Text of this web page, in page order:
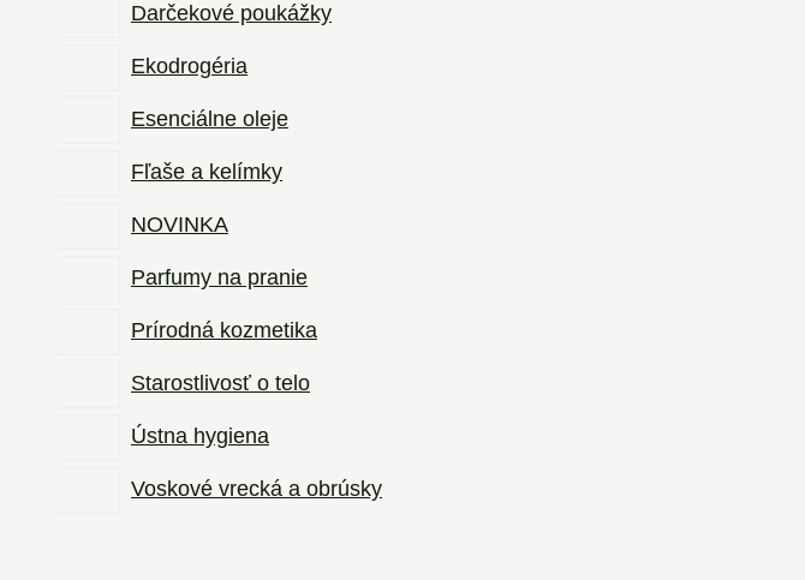
Darčekové poukážky
Ekodrogéria
Esenciálne oleje
Fľaše a kelímky
NOVINKA
Parfumy na pranie
Prírodná kozmetika
Starostlivosť o telo
Ústna hygiena
Voskové vrecká a obrúsky